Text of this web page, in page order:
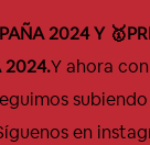
2024 Y
2024.Y ahora
subiendo
en